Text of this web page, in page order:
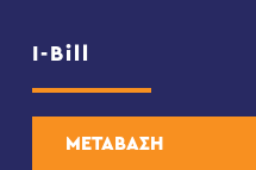
I-Bill
ΜΕΤΑΒΑΣΗ